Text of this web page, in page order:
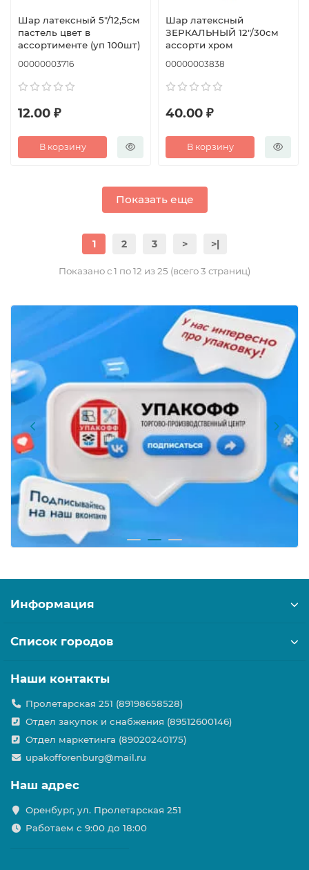
Шар латексный 5"/12,5см
пастель цвет в
ассортименте (уп 100шт)
00000003716
12.00 ₽
В корзину
Шар латексный
ЗЕРКАЛЬНЫЙ 12"/30см
ассорти хром
00000003838
40.00 ₽
В корзину
Показать еще
1 2 3 > >|
Показано с 1 по 12 из 25 (всего 3 страниц)
Информация
Список городов
Наши контакты
Пролетарская 251 (89198658528)
Отдел закупок и снабжения (89512600146)
Отдел маркетинга (89020240175)
upakofforenburg@mail.ru
Наш адрес
Оренбург, ул. Пролетарская 251
Работаем с 9:00 до 18:00